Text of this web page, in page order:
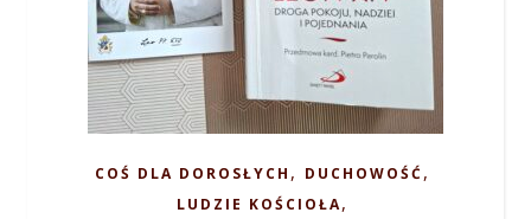
COŚ DLA DOROSŁYCH , DUCHOWOŚĆ ,
LUDZIE KOŚCIOŁA,